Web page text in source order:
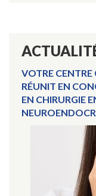
VOTRE
RÉUNIT EN
EN CHIRURGIE